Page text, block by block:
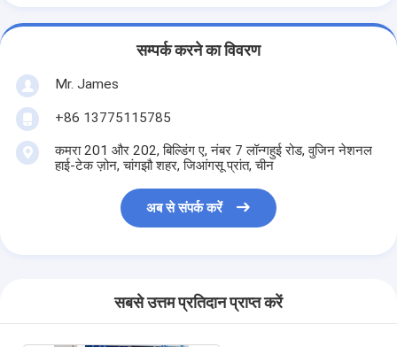
सम्पर्क करने का विवरण
Mr. James
+86 13775115785
कमरा 201 और 202, बिल्डिंग ए, नंबर 7 लॉन्गहुई रोड, वुजिन नेशनल
हाई-टेक ज़ोन, चांगझौ शहर, जिआंगसू प्रांत, चीन
अब से संपर्क करें
सबसे उत्तम प्रतिदान प्राप्त करें